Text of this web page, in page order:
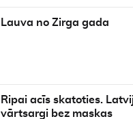
Lauva no Zirga gada
Ripai acīs skatoties.
vārtsargi bez maskas